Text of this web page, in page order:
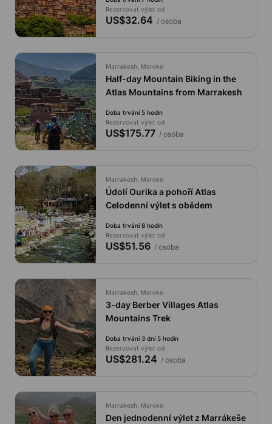
Rezervovat výlet od
US$32.64 / osoba
Marrakesh, Maroko
Half-day Mountain Biking in the
Atlas Mountains from Marrakesh
Doba trvání 5 hodin
Rezervovat výlet od
US$175.77/ osoba
Marrakesh, Maroko
Údolí Ourika a pohoří Atlas
Celodenní výlet s obědem
Doba trvání 8 hodin
Rezervovat výlet od
US$51.56/ osoba
Marrakesh, Maroko
3-day Berber Villages Atlas
Mountains Trek
Doba trvání 3 dní 5 hodin
Rezervovat výlet od
US$281.24 / osoba
Marrakesh, Maroko
Den jednodenní výlet z Marrákeše